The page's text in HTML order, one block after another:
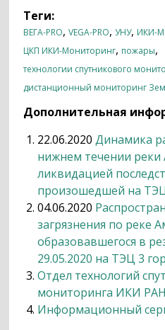
Теги:
ВЕГА-PRO,VEGA-PRO,УНУ, ИКИ-
ЦКП ИКИ-Мониторинг, пожары,
технологии спутникового
дистанционный мониторинг
Дополнительная
22.06.2020Динамика
нижнем течении реки
ликвидацией
произошедшей на
04.06.2020
загрязнения по реке
образовавшегося в
29.05.2020 на ТЭЦ 3
Отдел технологий
мониторинга ИКИ РАН
Информационный